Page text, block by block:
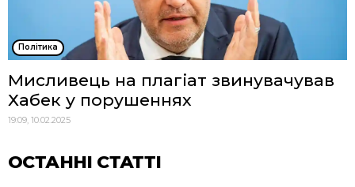
Політика
Мисливець на плагіат звинувачував
Хабек у порушеннях
19:09, 10.02.2025
ОСТАННІ СТАТТІ